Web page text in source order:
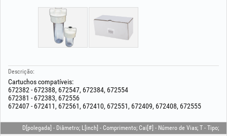
Descrição:
Cartuchos compatíveis:
672382 - 672388, 672547, 672384, 672554
672381 - 672383, 672556
672407 - 672411, 672561, 672410, 672551, 672409, 672408, 672555
D[polegada] - Diâmetro; L[inch] - Comprimento; Cai[#] - Número de Vias; T - Tipo;